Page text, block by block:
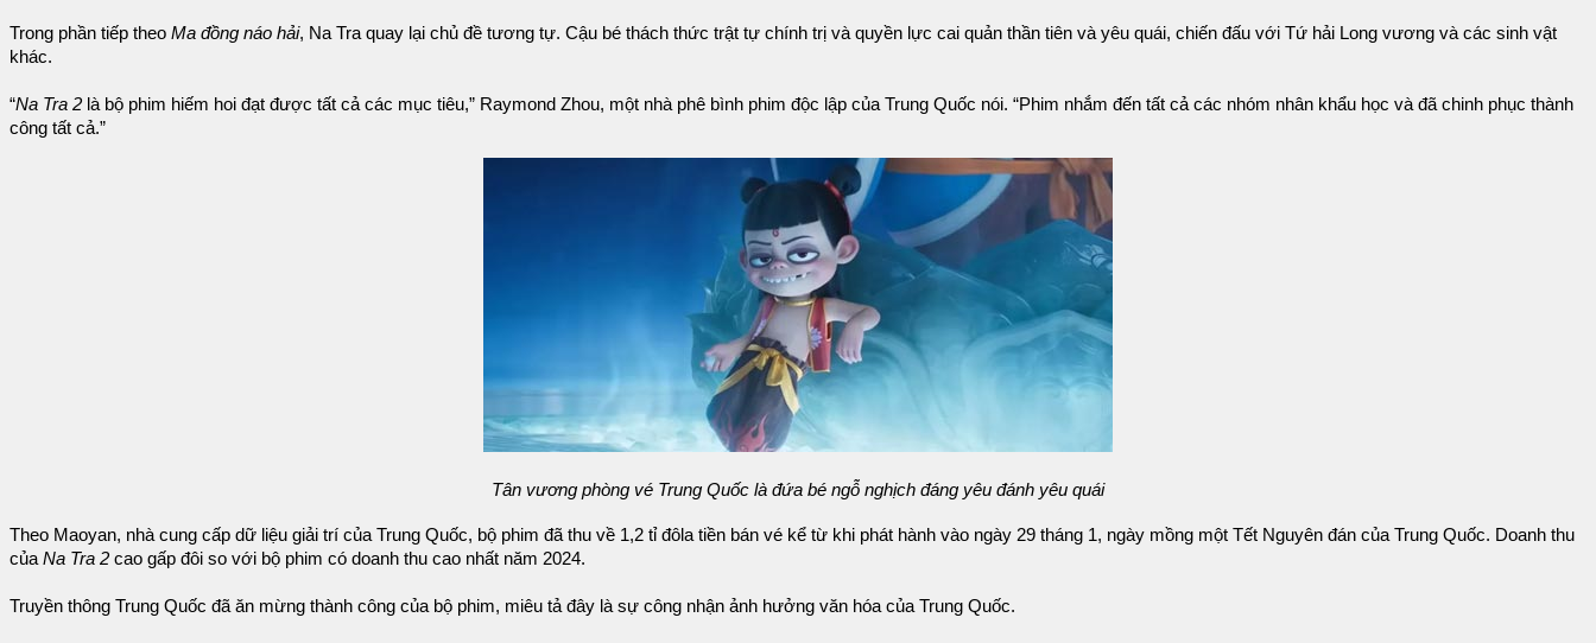
Trong phần tiếp theo Ma đồng náo hải, Na Tra quay lại chủ đề tương tự. Cậu bé thách thức trật tự chính trị và quyền lực cai quản thần tiên và yêu quái, chiến đấu với Tứ hải Long vương và các sinh vật
khác.
“Na Tra 2 là bộ phim hiếm hoi đạt được tất cả các mục tiêu,” Raymond Zhou, một nhà phê bình phim độc lập của Trung Quốc nói. “Phim nhắm đến tất cả các nhóm nhân khẩu học và đã chinh phục thành
công tất cả.”
Tân vương phòng vé Trung Quốc là đứa bé ngỗ nghịch đáng yêu đánh yêu quái
Theo Maoyan, nhà cung cấp dữ liệu giải trí của Trung Quốc, bộ phim đã thu về 1,2 tỉ đôla tiền bán vé kể từ khi phát hành vào ngày 29 tháng 1, ngày mồng một Tết Nguyên đán của Trung Quốc. Doanh thu
của Na Tra 2 cao gấp đôi so với bộ phim có doanh thu cao nhất năm 2024.
Truyền thông Trung Quốc đã ăn mừng thành công của bộ phim, miêu tả đây là sự công nhận ảnh hưởng văn hóa của Trung Quốc.